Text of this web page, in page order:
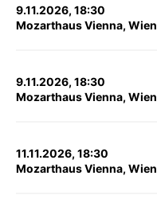
9.11.2026, 18:30
Mozarthaus Vienna, Wien
9.11.2026, 18:30
Mozarthaus Vienna, Wien
11.11.2026, 18:30
Mozarthaus Vienna, Wien